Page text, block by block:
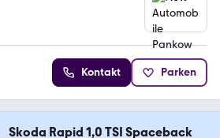
Kontakt Parken
Skoda Rapid 1,0 TSI Spaceback